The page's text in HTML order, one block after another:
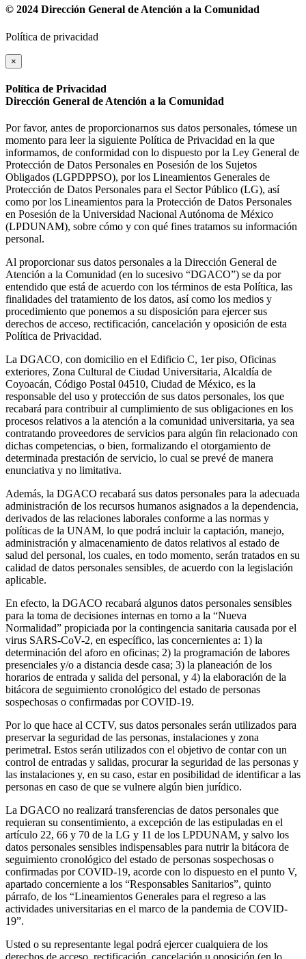
© 2024 Dirección General de Atención a la Comunidad
Política de privacidad
×
Política de Privacidad
Dirección General de Atención a la Comunidad
Por favor, antes de proporcionarnos sus datos personales, tómese un
momento para leer la siguiente Política de Privacidad en la que
informamos, de conformidad con lo dispuesto por la Ley General de
Protección de Datos Personales en Posesión de los Sujetos
Obligados (LGPDPPSO), por los Lineamientos Generales de
Protección de Datos Personales para el Sector Público (LG), así
como por los Lineamientos para la Protección de Datos Personales
en Posesión de la Universidad Nacional Autónoma de México
(LPDUNAM), sobre cómo y con qué fines tratamos su información
personal.
Al proporcionar sus datos personales a la Dirección General de
Atención a la Comunidad (en lo sucesivo “DGACO”) se da por
entendido que está de acuerdo con los términos de esta Política, las
finalidades del tratamiento de los datos, así como los medios y
procedimiento que ponemos a su disposición para ejercer sus
derechos de acceso, rectificación, cancelación y oposición de esta
Política de Privacidad.
La DGACO, con domicilio en el Edificio C, 1er piso, Oficinas
exteriores, Zona Cultural de Ciudad Universitaria, Alcaldía de
Coyoacán, Código Postal 04510, Ciudad de México, es la
responsable del uso y protección de sus datos personales, los que
recabará para contribuir al cumplimiento de sus obligaciones en los
procesos relativos a la atención a la comunidad universitaria, ya sea
contratando proveedores de servicios para algún fin relacionado con
dichas competencias, o bien, formalizando el otorgamiento de
determinada prestación de servicio, lo cual se prevé de manera
enunciativa y no limitativa.
Además, la DGACO recabará sus datos personales para la adecuada
administración de los recursos humanos asignados a la dependencia,
derivados de las relaciones laborales conforme a las normas y
políticas de la UNAM, lo que podrá incluir la captación, manejo,
administración y almacenamiento de datos relativos al estado de
salud del personal, los cuales, en todo momento, serán tratados en su
calidad de datos personales sensibles, de acuerdo con la legislación
aplicable.
En efecto, la DGACO recabará algunos datos personales sensibles
para la toma de decisiones internas en torno a la “Nueva
Normalidad” propiciada por la contingencia sanitaria causada por el
virus SARS-CoV-2, en específico, las concernientes a: 1) la
determinación del aforo en oficinas; 2) la programación de labores
presenciales y/o a distancia desde casa; 3) la planeación de los
horarios de entrada y salida del personal, y 4) la elaboración de la
bitácora de seguimiento cronológico del estado de personas
sospechosas o confirmadas por COVID-19.
Por lo que hace al CCTV, sus datos personales serán utilizados para
preservar la seguridad de las personas, instalaciones y zona
perimetral. Estos serán utilizados con el objetivo de contar con un
control de entradas y salidas, procurar la seguridad de las personas y
las instalaciones y, en su caso, estar en posibilidad de identificar a las
personas en caso de que se vulnere algún bien jurídico.
La DGACO no realizará transferencias de datos personales que
requieran su consentimiento, a excepción de las estipuladas en el
artículo 22, 66 y 70 de la LG y 11 de los LPDUNAM, y salvo los
datos personales sensibles indispensables para nutrir la bitácora de
seguimiento cronológico del estado de personas sospechosas o
confirmadas por COVID-19, acorde con lo dispuesto en el punto V,
apartado concerniente a los “Responsables Sanitarios”, quinto
párrafo, de los “Lineamientos Generales para el regreso a las
actividades universitarias en el marco de la pandemia de COVID-
19”.
Usted o su representante legal podrá ejercer cualquiera de los